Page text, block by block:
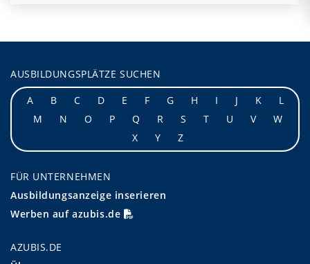
AUSBILDUNGSPLÄTZE SUCHEN
A
B C D E F G H I J K
L
M
N O P Q R S T U V
W
X
Y Z
FÜR UNTERNEHMEN
Ausbildungsanzeige inserieren
Werben auf azubis.de
AZUBIS.DE